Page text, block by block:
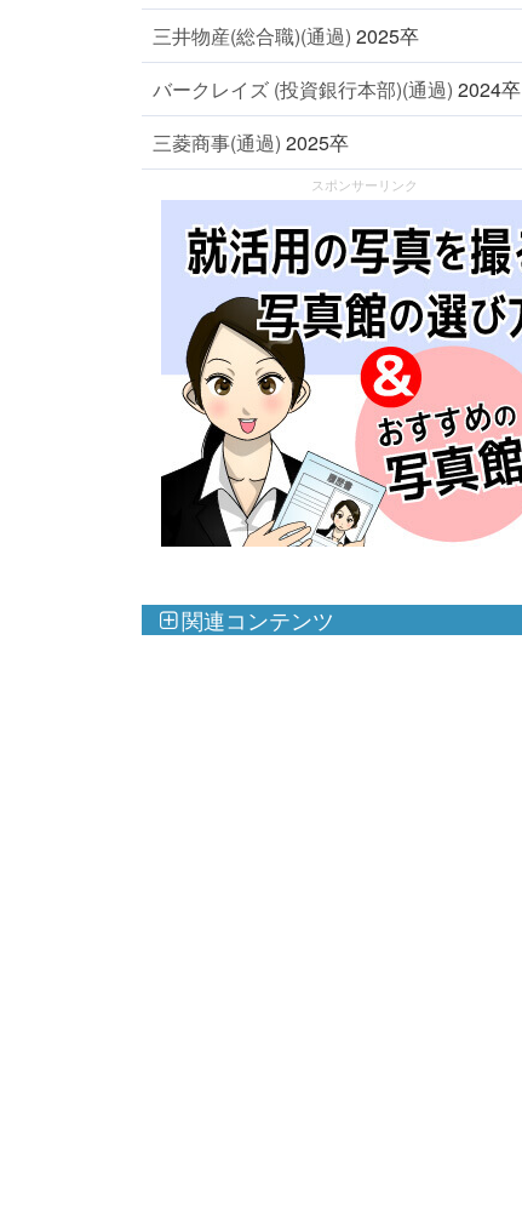
三井物産(総合職)(通過) 2025卒
バークレイズ (投資銀行本部)(通過) 2024卒
三菱商事(通過) 2025卒
スポンサーリンク
関連コンテンツ